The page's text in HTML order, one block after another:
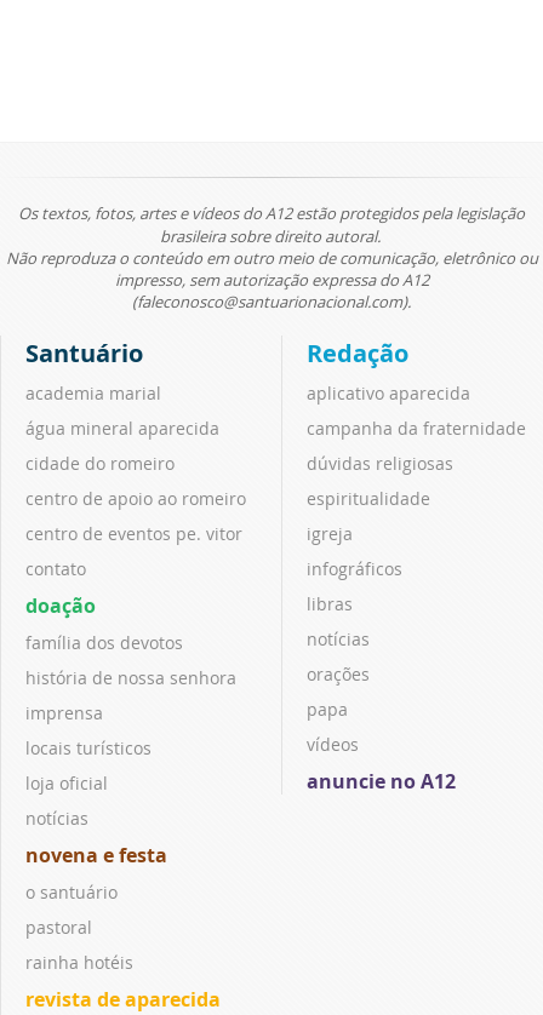
Os textos, fotos, artes e vídeos do A12 estão protegidos pela legislação
brasileira sobre direito autoral.
Não reproduza o conteúdo em outro meio de comunicação, eletrônico ou
impresso, sem autorização expressa do A12
(faleconosco@santuarionacional.com).
Santuário
academia marial
água mineral aparecida
cidade do romeiro
centro de apoio ao romeiro
centro de eventos pe. vitor
contato
doação
família dos devotos
história de nossa senhora
imprensa
locais turísticos
loja oficial
notícias
novena e festa
o santuário
pastoral
rainha hotéis
revista de aparecida
Redação
aplicativo aparecida
campanha da fraternidade
dúvidas religiosas
espiritualidade
igreja
infográficos
libras
notícias
orações
papa
vídeos
anuncie no A12